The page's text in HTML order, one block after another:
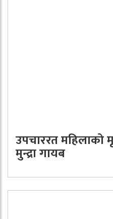
उपचाररत महिलाको
मुन्द्रा गायब